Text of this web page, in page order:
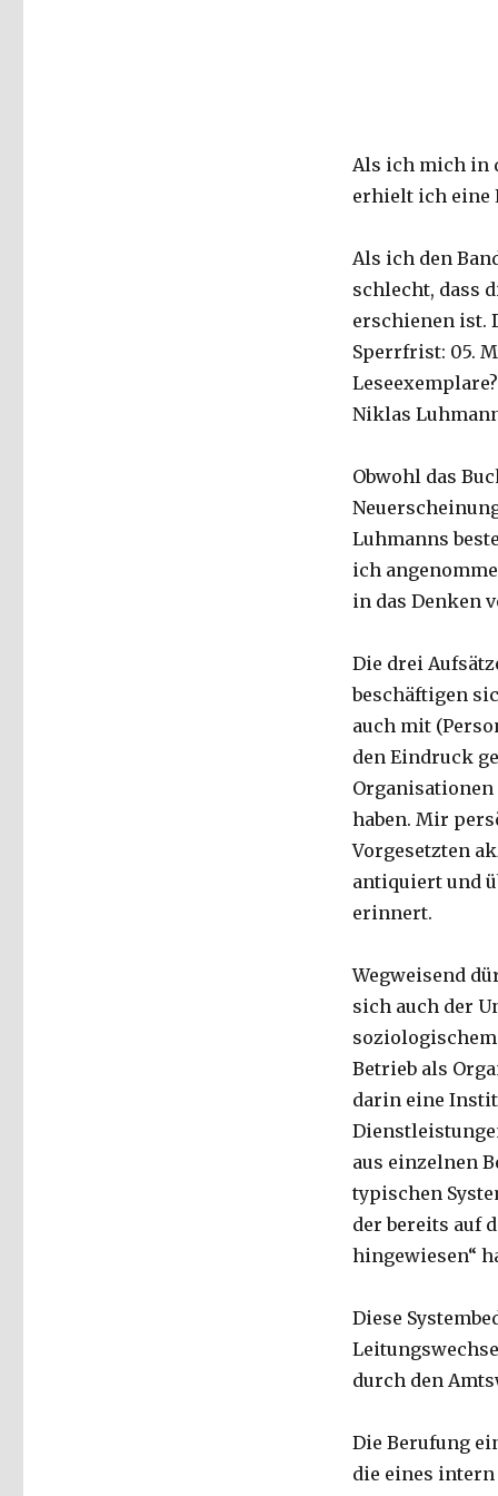
Als ich mich in
erhielt ich eine
Als ich den
schlecht, dass
erschienen ist.
Sperrfrist: 05.
Niklas
Obwohl das
Luhmanns
ich
in das Denken
Die drei
beschäftigen
auch mit
den Eindruck
haben. Mir
Vorgesetzten
antiquiert und
erinnert.
Wegweisend
sich auch der
Betrieb als
darin eine
aus einzelnen
typischen
der bereits auf
hingewiesen“
Diese
durch den
Die Berufung
die eines intern